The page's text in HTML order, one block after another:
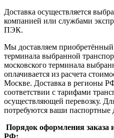
Доставка осуществляется
компанией или службами
ПЭК.
Мы доставляем приобретённый
терминала выбранной
московского терминала
оплачивается из расчета
Москве. Доставка в регионы
соответствии с тарифами
осуществляющей перевозку.
потребуются ваши паспортные
Порядок оформления заказа